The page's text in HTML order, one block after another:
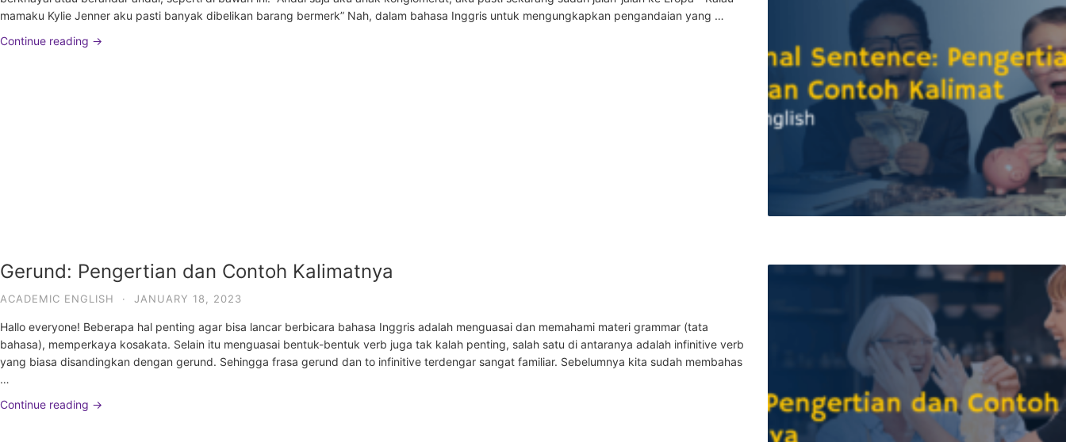
mamaku Kylie Jenner aku pasti banyak dibelikan barang bermerk” Nah, dalam bahasa Inggris untuk mengungkapkan pengandaian yang …
Continue reading →
Gerund: Pengertian dan Contoh Kalimatnya
ACADEMIC ENGLISH · JANUARY 18, 2023
Hallo everyone! Beberapa hal penting agar bisa lancar berbicara bahasa Inggris adalah menguasai dan memahami materi grammar (tata
bahasa), memperkaya kosakata. Selain itu menguasai bentuk-bentuk verb juga tak kalah penting, salah satu di antaranya adalah infinitive verb
yang biasa disandingkan dengan gerund. Sehingga frasa gerund dan to infinitive terdengar sangat familiar. Sebelumnya kita sudah membahas
…
Continue reading →